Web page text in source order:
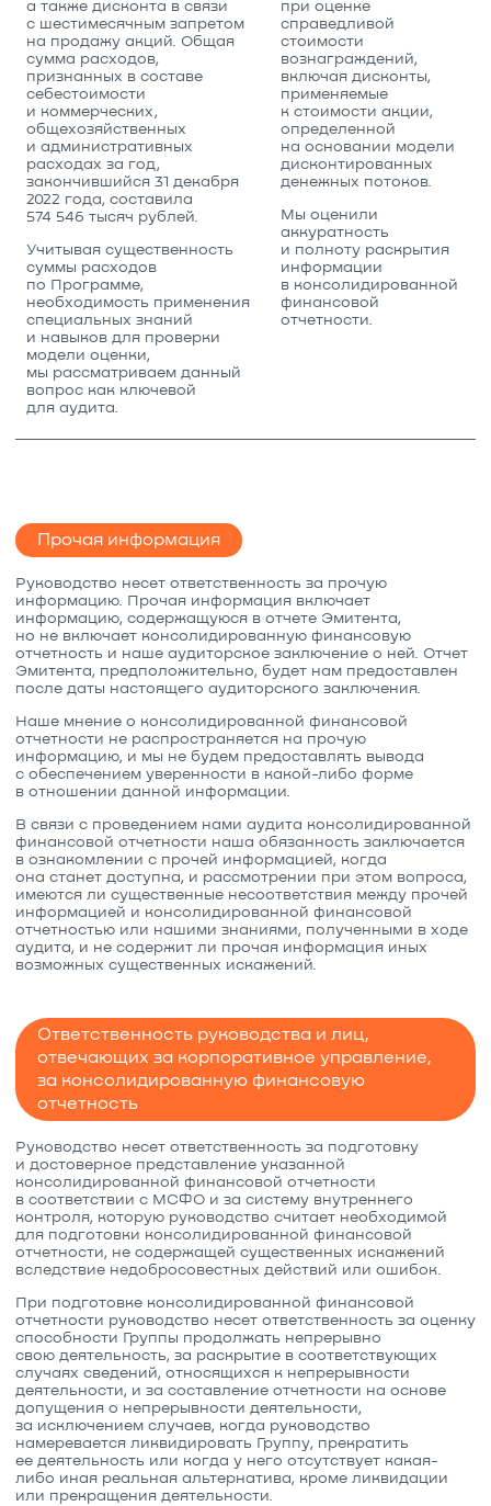
а также дисконта в связи
с шестимесячным запретом
на продажу акций. Общая
сумма расходов,
признанных в составе
себестоимости
и коммерческих,
общехозяйственных
и административных
расходах за год,
закончившийся 31 декабря
2022 года, составила
574 546 тысяч рублей.
Учитывая существенность
суммы расходов
по Программе,
необходимость применения
специальных знаний
и навыков для проверки
модели оценки,
мы рассматриваем данный
вопрос как ключевой
для аудита.
при оценке
справедливой
стоимости
вознаграждений,
включая дисконты,
применяемые
к стоимости акции,
определенной
на основании модели
дисконтированных
денежных потоков.
Мы оценили
аккуратность
и полноту раскрытия
информации
в консолидированной
финансовой
отчетности.
Прочая информация
Руководство несет ответственность за прочую
информацию. Прочая информация включает
информацию, содержащуюся в отчете Эмитента,
но не включает консолидированную финансовую
отчетность и наше аудиторское заключение о ней. Отчет
Эмитента, предположительно, будет нам предоставлен
после даты настоящего аудиторского заключения.
Наше мнение о консолидированной финансовой
отчетности не распространяется на прочую
информацию, и мы не будем предоставлять вывода
с обеспечением уверенности в какой-либо форме
в отношении данной информации.
В связи с проведением нами аудита консолидированной
финансовой отчетности наша обязанность заключается
в ознакомлении с прочей информацией, когда
она станет доступна, и рассмотрении при этом вопроса,
имеются ли существенные несоответствия между прочей
информацией и консолидированной финансовой
отчетностью или нашими знаниями, полученными в ходе
аудита, и не содержит ли прочая информация иных
возможных существенных искажений.
Ответственность руководства и лиц,
отвечающих за корпоративное управление,
за консолидированную финансовую
отчетность
Руководство несет ответственность за подготовку
и достоверное представление указанной
консолидированной финансовой отчетности
в соответствии с МСФО и за систему внутреннего
контроля, которую руководство считает необходимой
для подготовки консолидированной финансовой
отчетности, не содержащей существенных искажений
вследствие недобросовестных действий или ошибок.
При подготовке консолидированной финансовой
отчетности руководство несет ответственность за оценку
способности Группы продолжать непрерывно
свою деятельность, за раскрытие в соответствующих
случаях сведений, относящихся к непрерывности
деятельности, и за составление отчетности на основе
допущения о непрерывности деятельности,
за исключением случаев, когда руководство
намеревается ликвидировать Группу, прекратить
ее деятельность или когда у него отсутствует какая-
либо иная реальная альтернатива, кроме ликвидации
или прекращения деятельности.